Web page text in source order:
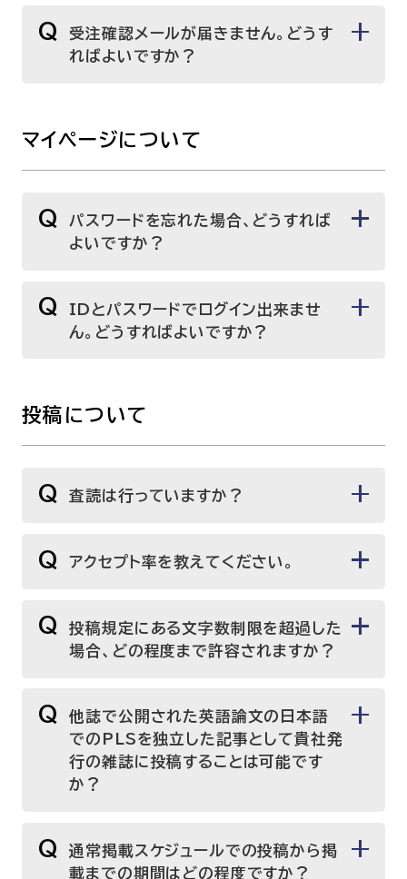
Q
受注確認メールが届きません。どうす
ればよいですか？
マイページについて
Q
パスワードを忘れた場合、どうすれば
よいですか？
Q
IDとパスワードでログイン出来ませ
ん。どうすればよいですか？
投稿について
Q 査読は行っていますか？
Q アクセプト率を教えてください。
Q
投稿規定にある文字数制限を超過した
場合、どの程度まで許容されますか？
Q
他誌で公開された英語論文の日本語
でのPLSを独立した記事として貴社発
行の雑誌に投稿することは可能です
か？
Q
通常掲載スケジュールでの投稿から掲
載までの期間はどの程度ですか？